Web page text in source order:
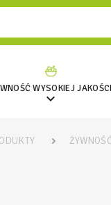
WYSOKIEJ JAKOŚCI
